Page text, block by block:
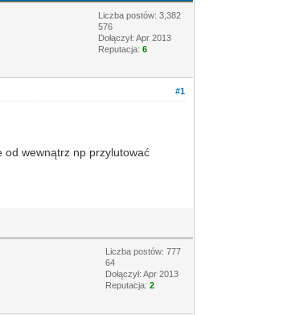
Liczba postów: 3,382
576
Dołączył: Apr 2013
Reputacja:6
#1
od wewnątrz np przylutować
Liczba postów: 777
64
Dołączył: Apr 2013
Reputacja:2